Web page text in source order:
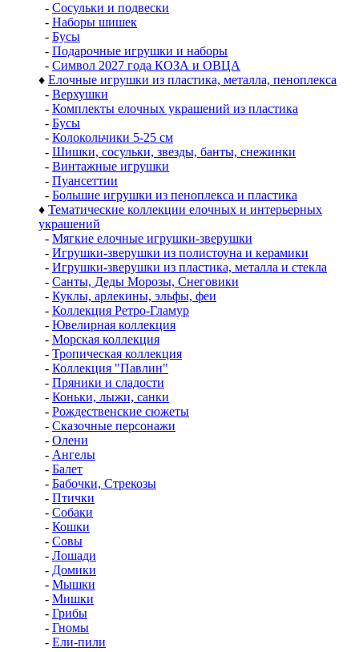
- Сосульки и подвески
- Наборы шишек
- Бусы
- Подарочные игрушки и наборы
- Символ 2027 года КОЗА и ОВЦА
♦ Елочные игрушки из пластика, металла, пеноплекса
- Верхушки
- Комплекты елочных украшений из пластика
- Бусы
- Колокольчики 5-25 см
- Шишки, сосульки, звезды, банты, снежинки
- Винтажные игрушки
- Пуансеттии
- Большие игрушки из пеноплекса и пластика
♦ Тематические коллекции елочных и интерьерных
украшений
- Мягкие елочные игрушки-зверушки
- Игрушки-зверушки из полистоуна и керамики
- Игрушки-зверушки из пластика, металла и стекла
- Санты, Деды Морозы, Снеговики
- Куклы, арлекины, эльфы, феи
- Коллекция Ретро-Гламур
- Ювелирная коллекция
- Морская коллекция
- Тропическая коллекция
- Коллекция "Павлин"
- Пряники и сладости
- Коньки, лыжи, санки
- Рождественские сюжеты
- Сказочные персонажи
- Олени
- Ангелы
- Балет
- Бабочки, Стрекозы
- Птички
- Собаки
- Кошки
- Совы
- Лошади
- Домики
- Мышки
- Мишки
- Грибы
- Гномы
- Ели-пили